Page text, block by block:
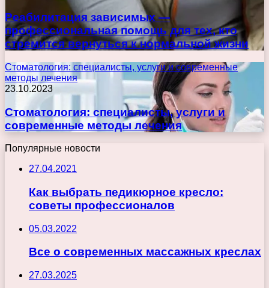
Реабилитация зависимых —
профессиональная помощь для тех, кто
стремится вернуться к нормальной жизни
Стоматология: специалисты, услуги и современные
методы лечения
23.10.2023
Стоматология: специалисты, услуги и
современные методы лечения
Популярные новости
27.04.2021
Как выбрать педикюрное кресло:
советы профессионалов
05.03.2022
Все о современных массажных креслах
27.03.2025